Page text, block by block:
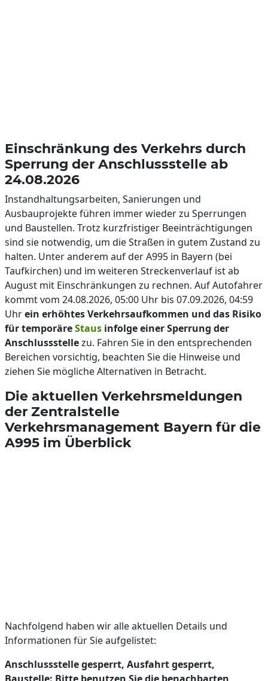
Einschränkung des Verkehrs durch
Sperrung der Anschlussstelle ab
24.08.2026
Instandhaltungsarbeiten, Sanierungen und
Ausbauprojekte führen immer wieder zu Sperrungen
und Baustellen. Trotz kurzfristiger Beeinträchtigungen
sind sie notwendig, um die Straßen in gutem Zustand zu
halten. Unter anderem auf der A995 in Bayern (bei
Taufkirchen) und im weiteren Streckenverlauf ist ab
August mit Einschränkungen zu rechnen. Auf Autofahrer
kommt vom 24.08.2026, 05:00 Uhr bis 07.09.2026, 04:59
Uhrein erhöhtes Verkehrsaufkommen und das Risiko
für temporäreStaus infolge einer Sperrung der
Anschlussstellezu. Fahren Sie in den entsprechenden
Bereichen vorsichtig, beachten Sie die Hinweise und
ziehen Sie mögliche Alternativen in Betracht.
Die aktuellen Verkehrsmeldungen
der Zentralstelle
Verkehrsmanagement Bayern für die
A995 im Überblick
Nachfolgend haben wir alle aktuellen Details und
Informationen für Sie aufgelistet:
Anschlussstelle gesperrt, Ausfahrt gesperrt,